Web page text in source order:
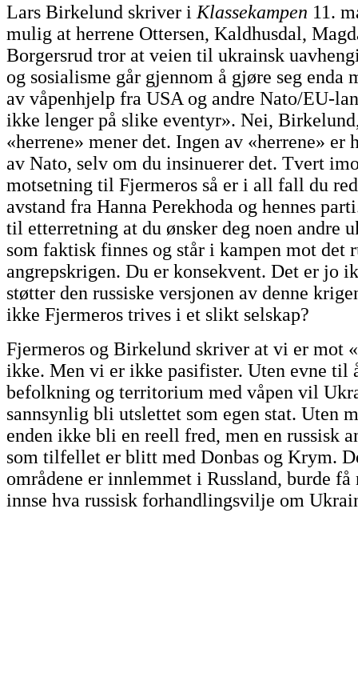
Lars Birkelund skriver i Klassekampen 11.
mulig at herrene Ottersen, Kaldhusdal,
Borgersrud tror at veien til ukrainsk
og sosialisme går gjennom å gjøre seg enda
av våpenhjelp fra USA og andre Nato/EU-
ikke lenger på slike eventyr». Nei,
«herrene» mener det. Ingen av «herrene» er
av Nato, selv om du insinuerer det. Tvert
motsetning til Fjermeros så er i all fall du
avstand fra Hanna Perekhoda og hennes
til etterretning at du ønsker deg noen andre
som faktisk finnes og står i kampen mot det
angrepskrigen. Du er konsekvent. Det er jo
støtter den russiske versjonen av denne
ikke Fjermeros trives i et slikt selskap?
Fjermeros og Birkelund skriver at vi er mot
ikke. Men vi er ikke pasifister. Uten evne til
befolkning og territorium med våpen vil
sannsynlig bli utslettet som egen stat. Uten
enden ikke bli en reell fred, men en russisk
som tilfellet er blitt med Donbas og Krym.
områdene er innlemmet i Russland, burde
innse hva russisk forhandlingsvilje om